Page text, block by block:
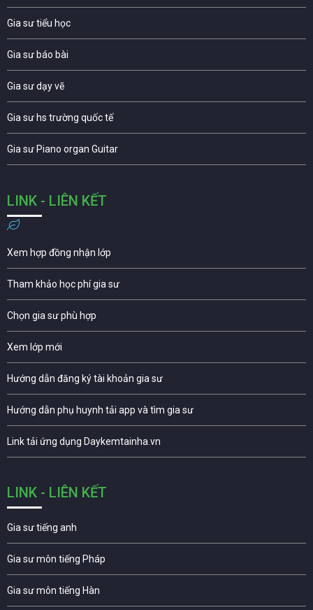
Gia sư tiểu học
Gia sư báo bài
Gia sư dạy vẽ
Gia sư hs trường quốc tế
Gia sư Piano organ Guitar
LINK - LIÊN KẾT
Xem hợp đồng nhận lớp
Tham khảo học phí gia sư
Chọn gia sư phù hợp
Xem lớp mới
Hướng dẫn đăng ký tài khoản gia sư
Hướng dẫn phụ huynh tải app và tìm gia sư
Link tải ứng dụng Daykemtainha.vn
LINK - LIÊN KẾT
Gia sư tiếng anh
Gia sư môn tiếng Pháp
Gia sư môn tiếng Hàn